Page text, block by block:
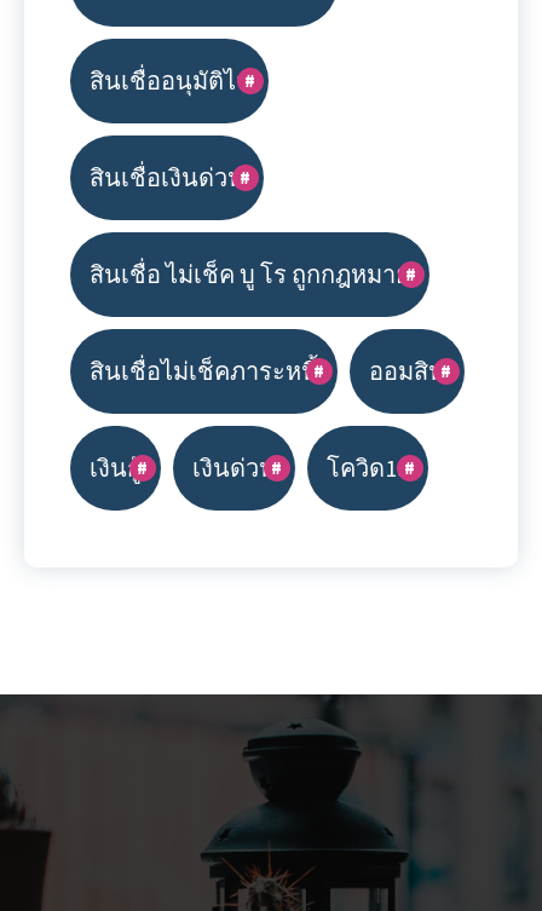
สินเชื่ออนุมัติไว
สินเชื่อเงินด่วน
สินเชื่อ ไม่เช็ค บู โร ถูกกฎหมาย
สินเชื่อไม่เช็คภาระหนี้ ออมสิน
เงินกู้ เงินด่วน โควิด19